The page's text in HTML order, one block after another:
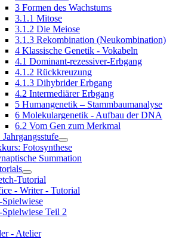
3 Formen des Wachstums
3.1.1 Mitose
3.1.2 Die Meiose
3.1.3 Rekombination (Neukombination)
4 Klassische Genetik - Vokabeln
4.1 Dominant-rezessiver-Erbgang
4.1.2 Rückkreuzung
4.1.3 Dihybrider Erbgang
4.2 Intermediärer Erbgang
5 Humangenetik – Stammbaumanalyse
6 Molekulargenetik - Aufbau der DNA
6.2 Vom Gen zum Merkmal
Fotosynthese
Summation
Tutorial
- Writer - Tutorial
Teil 2
- Atelier